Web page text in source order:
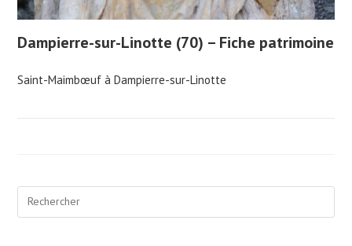
Dampierre-sur-Linotte (70) – Fiche patrimoine
Saint-Maimbœuf à Dampierre-sur-Linotte